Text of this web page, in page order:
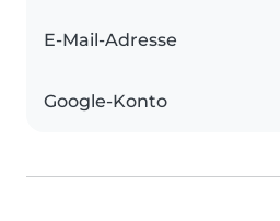
E-Mail-Adresse
Google-Konto